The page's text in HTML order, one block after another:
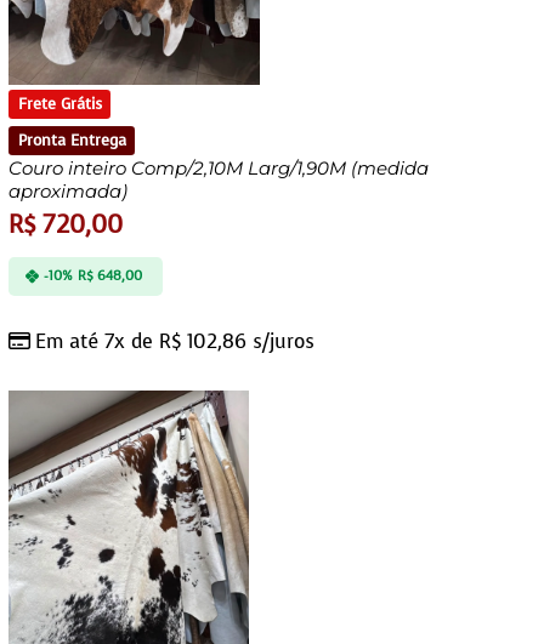
Frete Grátis
Pronta Entrega
Couro inteiro Comp/2,10M Larg/1,90M (medida
aproximada)
R$720,00
Em até 7x de R$ 102,86 s/juros
-10% R$648,00